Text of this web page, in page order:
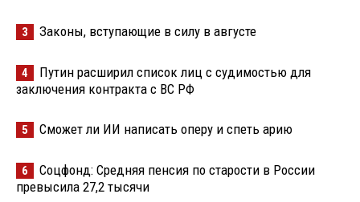
3 Законы, вступающие в силу в августе
4
Путин расширил список лиц с судимостью для
заключения контракта с ВС РФ
5 Сможет ли ИИ написать оперу и спеть арию
6
Соцфонд: Средняя пенсия по старости в России
превысила 27,2 тысячи